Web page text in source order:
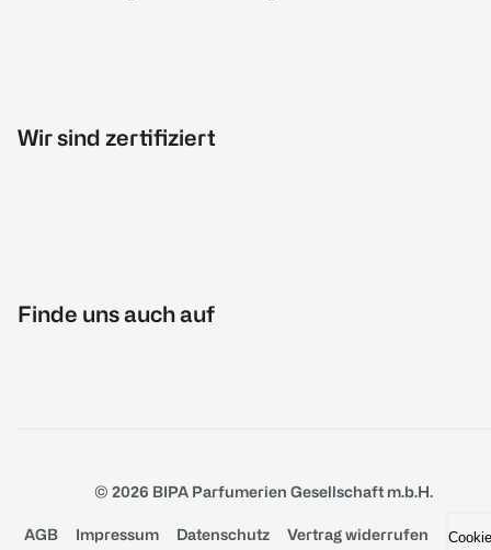
Wir sind zertifiziert
Finde uns auch auf
© 2026 BIPA Parfumerien Gesellschaft m.b.H.
AGB Impressum Datenschutz Vertrag widerrufen